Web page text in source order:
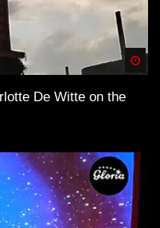
De Witte on the